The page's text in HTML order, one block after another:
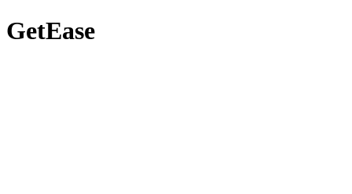
GetEase